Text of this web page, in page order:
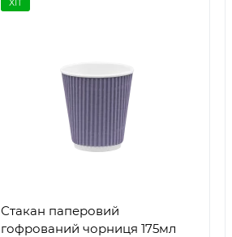
Стакан паперовий
гофрований чорниця 175мл